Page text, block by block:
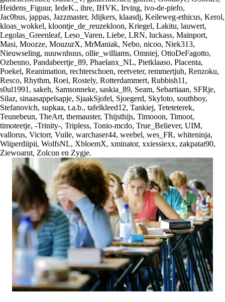
Heidens_Figuur, IedeK., ihre, IHVK, Irving, ivo-de-piefo,
Jac0bus, jappas, Jazzmaster, Jdijkers, klaasdj, Keileweg-ethicus, Kerol,
kloas_wokkel, kloontje_de_reuzekloon, Kriegel, Lakitu, lauwert,
Legolas_Greenleaf, Leso_Varen, Liebe, LRN, luckass, Mainport,
Masi, Moozze, MouzurX, MrManiak, Nebo, nicoo, Niek313,
Nieuwseling, nuuwnhuus, ollie_williams, Omniej, OttoDeFagotto,
Ozbenno, Pandabeertje_89, Phaelanx_NL, Pietklaaso, Placenta,
Poekel, Reanimation, rechterschoen, reetveter, remmertjuh, Renzoku,
Resco, Rhythm, Roei, Rostely, Rotterdammert, Rubbish11,
s0ul1991, sakeh, Samsonneke, saskia_89, Seam, Sebartiaan, SFRje,
Silaz, sinaasappelsapje, SjaakSjofel, Sjoegerd, Skyloto, southboy,
Stefanovich, supkaa, t.a.b., tafelkleed12, Tankiej, Teteteterek,
Teunebeun, TheArt, themauster, Thijsthijs, Timooon, Timoot,
timoteetje, -Trinity-, Tripless, Tonio-mcdo, True_Believer, UIM,
vallorus, Victorr, Vuile, warchaser44, weebel, wes_FR, whiteninja,
Wiiperdiipii, WolfsNL, XbloemX, xminator, xxiessiexx, zakpatat90,
Ziewoarut, Zolcon en Zygje.